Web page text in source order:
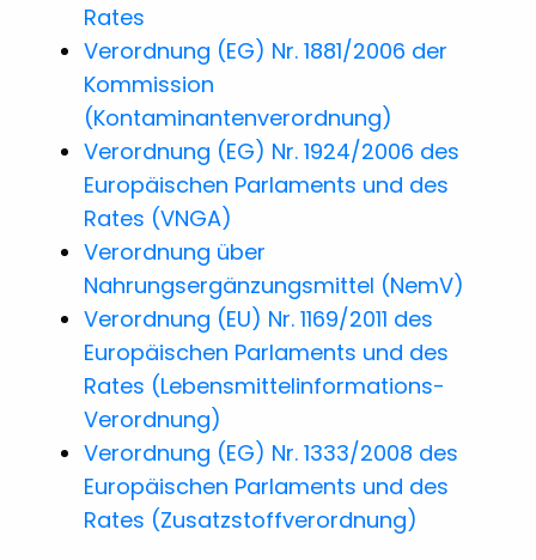
Rates
Verordnung (EG) Nr. 1881/2006 der
Kommission
(Kontaminantenverordnung)
Verordnung (EG) Nr. 1924/2006 des
Europäischen Parlaments und des
Rates (VNGA)
Verordnung über
Nahrungsergänzungsmittel (NemV)
Verordnung (EU) Nr. 1169/2011 des
Europäischen Parlaments und des
Rates (Lebensmittelinformations-
Verordnung)
Verordnung (EG) Nr. 1333/2008 des
Europäischen Parlaments und des
Rates (Zusatzstoffverordnung)